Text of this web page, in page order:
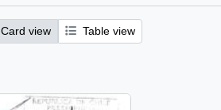
Card view Table view